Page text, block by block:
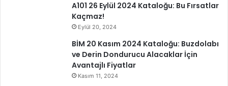
A101 26 Eylül 2024 Kataloğu: Bu Fırsatlar
Kaçmaz!
Eylül 20, 2024
BİM 20 Kasım 2024 Kataloğu: Buzdolabı
ve Derin Dondurucu Alacaklar İçin
Avantajlı Fiyatlar
Kasım 11, 2024